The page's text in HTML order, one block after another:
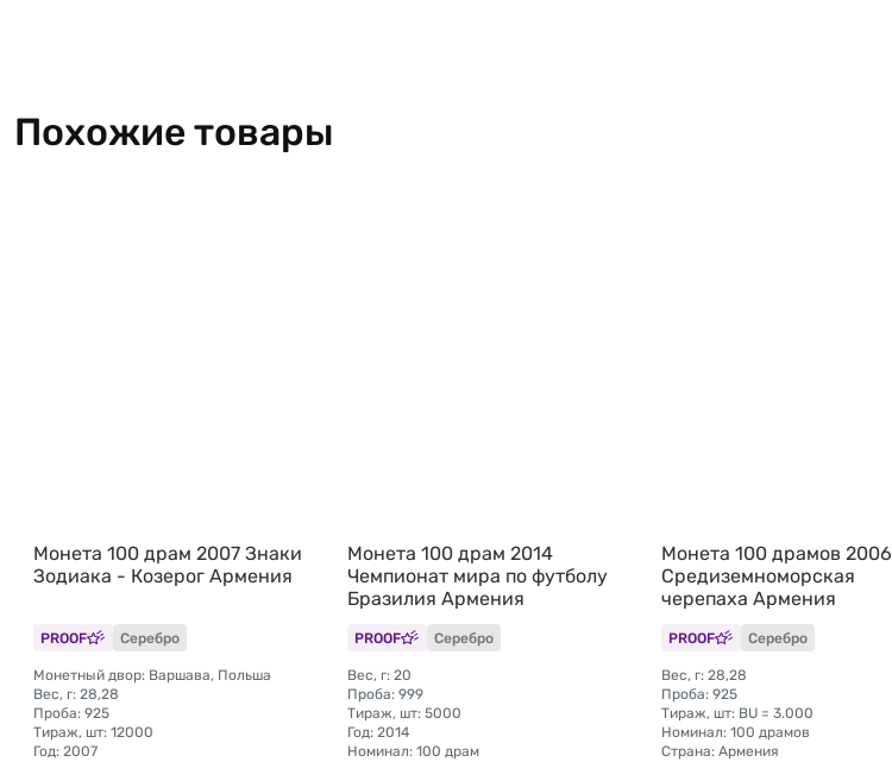
Похожие товары
Монета 100 драм 2007 Знаки
Зодиака - Козерог Армения
PROOF Серебро
Монетный двор: Варшава, Польша
Вес, г: 28,28
Проба: 925
Тираж, шт: 12000
Год: 2007
Монета 100 драм 2014
Чемпионат мира по футболу
Бразилия Армения
PROOF Серебро
Вес, г: 20
Проба: 999
Тираж, шт: 5000
Год: 2014
Номинал: 100 драм
Монета 100 драмов 2006
Средиземноморская
черепаха Армения
PROOF Серебро
Вес, г: 28,28
Проба: 925
Тираж, шт: BU = 3.000
Номинал: 100 драмов
Страна: Армения